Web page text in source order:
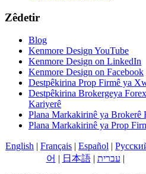
Zêdetir
Blog
Kenmore Design YouTube
Kenmore Design on LinkedIn
Kenmore Design on Facebook
Destpêkirina Prop Firmê ya
Destpêkirina Brokergeya
Kariyerê
Plana Markakirinê ya Brokerê
Plana Markakirinê ya Prop
English | Français | Español |
어 | 日本語| עברית |